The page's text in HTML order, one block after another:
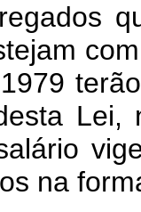
na